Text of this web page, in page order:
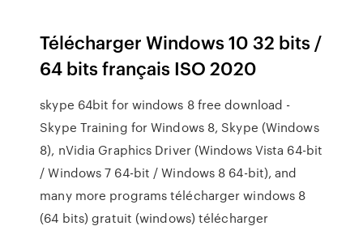
Télécharger Windows 10 32 bits /
64 bits français ISO 2020
skype 64bit for windows 8 free download -
Skype Training for Windows 8, Skype (Windows
8), nVidia Graphics Driver (Windows Vista 64-bit
/ Windows 7 64-bit / Windows 8 64-bit), and
many more programs télécharger windows 8
(64 bits) gratuit (windows) télécharger